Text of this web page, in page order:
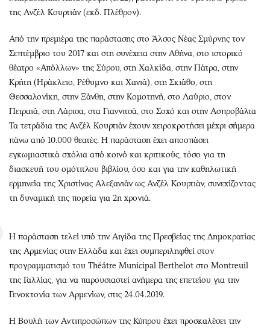
της Ανζέλ Κουρτιάν (εκδ. Πλέθρον).
Από την πρεμιέρα της παράστασης στο Άλσος Νέας Σμύρνης τον
Σεπτέμβριο του 2017 και στη συνέχεια στην Αθήνα, στο ιστορικό
θέατρο «Απόλλων» της Σύρου, στη Χαλκίδα, στην Πάτρα, στην
Κρήτη (Ηράκλειο, Ρέθυμνο και Χανιά), στη Σκιάθο, στη
Θεσσαλονίκη, στην Ξάνθη, στην Κομοτηνή, στο Λαύριο, στον
Πειραιά, στη Λάρισα, στα Γιαννιτσά, στο Σοχό και στην Ασπροβάλτα
Τα τετράδια της Ανζέλ Κουρτιάν έχουν χειροκροτήσει μέχρι σήμερα
πάνω από 10.000 θεατές. Η παράσταση έχει αποσπάσει
εγκωμιαστικά σχόλια από κοινό και κριτικούς, τόσο για τη
διασκευή του ομότιτλου βιβλίου, όσο και για την καθηλωτική
ερμηνεία της Χριστίνας Αλεξανιάν ως Ανζέλ Κουρτιάν, συνεχίζοντας
τη δυναμική της πορεία για 2η χρονιά.
Η παράσταση τελεί υπό την Αιγίδα της Πρεσβείας της Δημοκρατίας
της Αρμενίας στην Ελλάδα και έχει συμπεριληφθεί στον
προγραμματισμό του Théâtre Municipal Berthelot στο Montreuil
της Γαλλίας, για να παρουσιαστεί ανήμερα της επετείου για την
Γενοκτονία των Αρμενίων, στις 24.04.2019.
Η Βουλή των Αντιπροσώπων της Κύπρου έχει προσκαλέσει την